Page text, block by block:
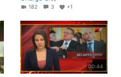
182 3 +1
00:44